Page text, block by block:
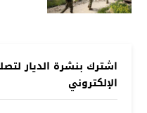
اشترك بنشرة الديار
الإلكتروني